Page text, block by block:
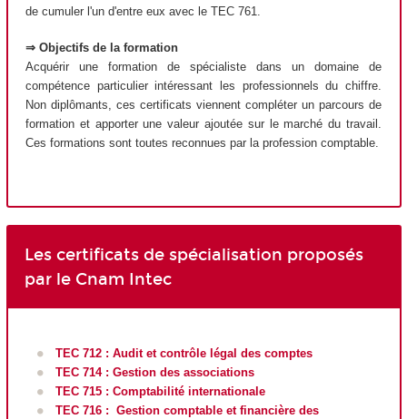
de cumuler l'un d'entre eux avec le TEC 761.
⇒ Objectifs de la formation
Acquérir une formation de spécialiste dans un domaine de
compétence particulier intéressant les professionnels du chiffre.
Non diplômants, ces certificats viennent compléter un parcours de
formation et apporter une valeur ajoutée sur le marché du travail.
Ces formations sont toutes reconnues par la profession comptable.
Les certificats de spécialisation proposés
par le Cnam Intec
TEC 712 : Audit et contrôle légal des comptes
TEC 714 : Gestion des associations
TEC 715 : Comptabilité internationale
TEC 716 : Gestion comptable et financière des